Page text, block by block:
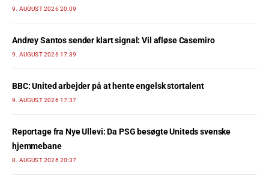
9. AUGUST 2026 20:09
Andrey Santos sender klart signal: Vil afløse Casemiro
9. AUGUST 2026 17:39
BBC: United arbejder på at hente engelsk stortalent
9. AUGUST 2026 17:37
Reportage fra Nye Ullevi: Da PSG besøgte Uniteds svenske
hjemmebane
8. AUGUST 2026 20:37